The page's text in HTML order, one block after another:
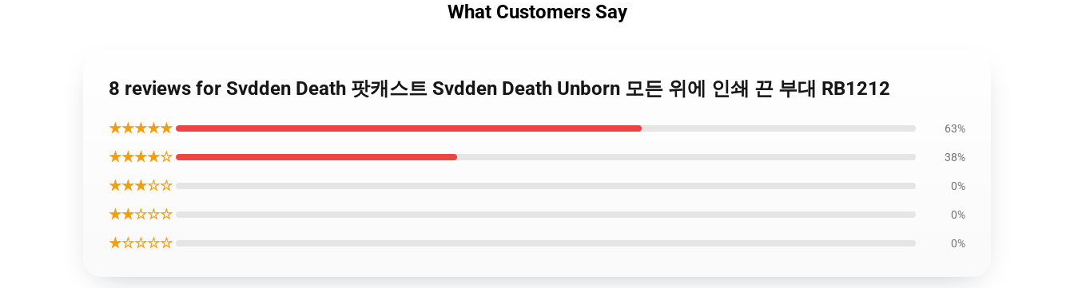
What Customers Say
8 reviews for Svdden Death 팟캐스트 Svdden Death Unborn 모든 위에 인쇄 끈 부대 RB1212
★★★★★ 63%
★★★★☆ 38%
★★★☆☆ 0%
★★☆☆☆ 0%
★☆☆☆☆ 0%